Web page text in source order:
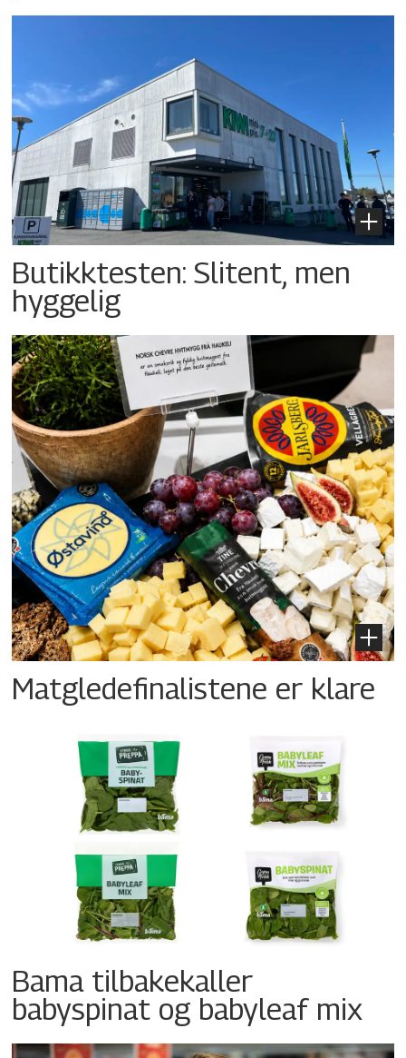
Butikktesten: Slitent, men
hyggelig
Matgledefinalistene er klare
Bama tilbakekaller
babyspinat og babyleaf mix